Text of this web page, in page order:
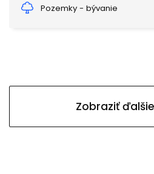
Pozemky - bývanie
Zobraziť